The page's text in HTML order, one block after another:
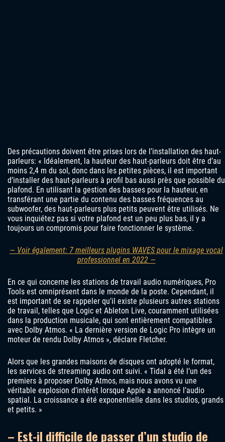
Des précautions doivent être prises lors de l’installation des haut-
parleurs: « Idéalement, la hauteur des haut-parleurs doit être d’au
moins 2,4 m du sol, donc dans les petites pièces, il est important
d’installer des haut-parleurs à profil bas aussi près que possible du
plafond. En utilisant la gestion des basses pour la hauteur, en
transférant une partie du contenu des basses fréquences au
subwoofer, des haut-parleurs plus petits peuvent être utilisés. Ne
vous inquiétez pas si votre plafond est un peu plus bas, il y a
toujours un compromis pour faire fonctionner le système.
— Voir également: 7 meilleurs plugins WAVES pour le mixage vocal
professionnel en 2022 —
En ce qui concerne les stations de travail audio numériques, Pro
Tools est omniprésent dans le monde de la poste. Cependant, il
est important de se rappeler qu’il existe plusieurs autres stations
de travail, telles que Logic et Ableton Live, couramment utilisées
dans la production musicale, qui sont entièrement compatibles
avec Dolby Atmos. « La dernière version de Logic Pro intègre un
moteur de rendu Dolby Atmos », déclare Fletcher.
Alors que les grandes maisons de disques ont adopté le format,
les services de streaming audio ont suivi. « Tidal a été l’un des
premiers à proposer Dolby Atmos, mais nous avons vu une
véritable explosion d’intérêt lorsque Apple a annoncé l’audio
spatial. La croissance a été exponentielle dans les studios, grands
et petits. »
– Est-il difficile de passer d’un studio de